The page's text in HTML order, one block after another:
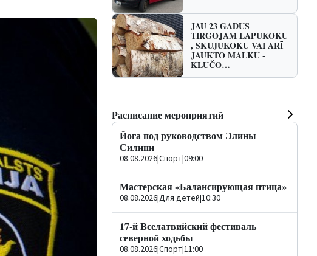
JAU 23 GADUS
TIRGOJAM LAPUKOKU
, SKUJUKOKU VAI ARĪ
JAUKTO MALKU -
KLUČO…
Расписание мероприятий
Йога под руководством Элины
Силини
08.08.2026|Спорт|09:00
Мастерская «Балансирующая птица»
08.08.2026|Для детей|10:30
17-й Вселатвийский фестиваль
северной ходьбы
08.08.2026|Спорт|11:00